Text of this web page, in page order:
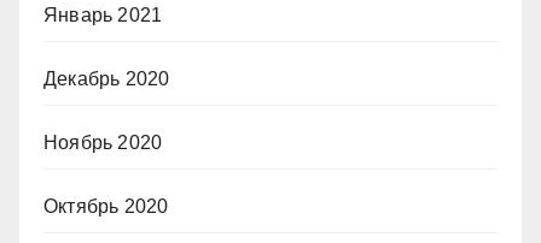
Январь 2021
Декабрь 2020
Ноябрь 2020
Октябрь 2020